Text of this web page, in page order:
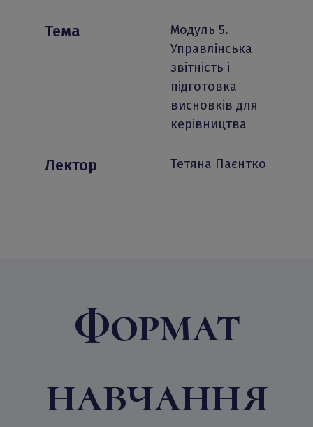
Тема
Модуль 5.
Управлінська
звітність і
підготовка
висновків для
керівництва
Лектор Тетяна Паєнтко
Формат
навчання